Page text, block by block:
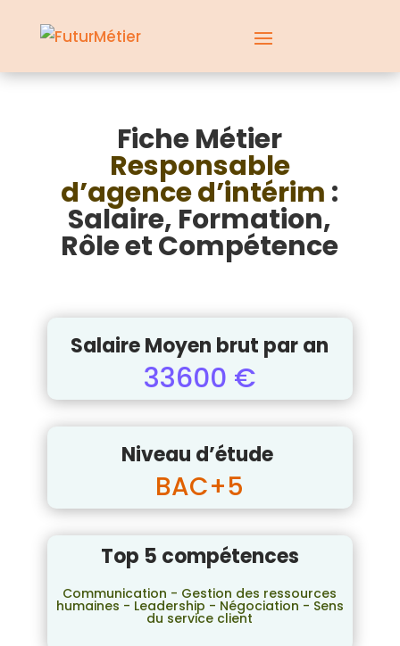
Fiche Métier
Responsable
d’agence d’intérim :
Salaire, Formation,
Rôle et Compétence
Salaire Moyen brut par an
33600 €
Niveau d’étude
BAC+5
Top 5 compétences
Communication - Gestion des ressources
humaines - Leadership - Négociation - Sens
du service client